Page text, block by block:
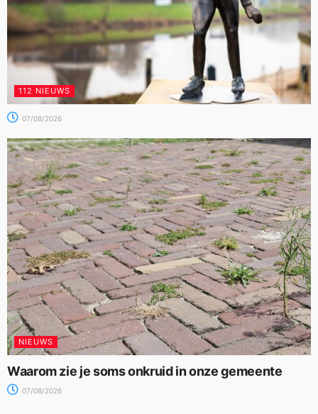
112 NIEUWS
07/08/2026
NIEUWS
Waarom zie je soms onkruid in onze gemeente
07/08/2026